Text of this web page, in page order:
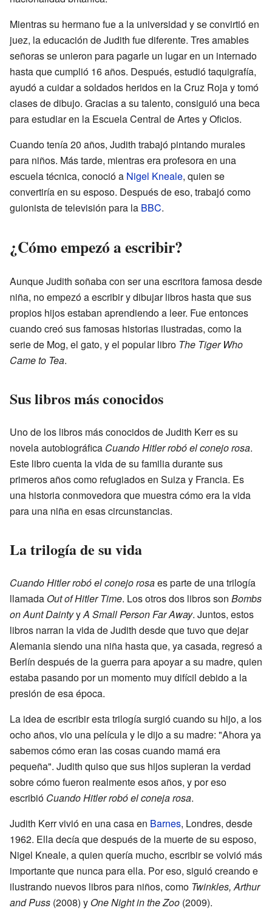
Mientras su hermano fue a la universidad y se convirtió en
juez, la educación de Judith fue diferente. Tres amables
señoras se unieron para pagarle un lugar en un internado
hasta que cumplió 16 años. Después, estudió taquigrafía,
ayudó a cuidar a soldados heridos en la Cruz Roja y tomó
clases de dibujo. Gracias a su talento, consiguió una beca
para estudiar en la Escuela Central de Artes y Oficios.
Cuando tenía 20 años, Judith trabajó pintando murales
para niños. Más tarde, mientras era profesora en una
escuela técnica, conoció a Nigel Kneale, quien se
convertiría en su esposo. Después de eso, trabajó como
guionista de televisión para la BBC.
¿Cómo empezó a escribir?
Aunque Judith soñaba con ser una escritora famosa desde
niña, no empezó a escribir y dibujar libros hasta que sus
propios hijos estaban aprendiendo a leer. Fue entonces
cuando creó sus famosas historias ilustradas, como la
serie de Mog, el gato, y el popular libro The Tiger Who
Came to Tea.
Sus libros más conocidos
Uno de los libros más conocidos de Judith Kerr es su
novela autobiográfica Cuando Hitler robó el conejo rosa.
Este libro cuenta la vida de su familia durante sus
primeros años como refugiados en Suiza y Francia. Es
una historia conmovedora que muestra cómo era la vida
para una niña en esas circunstancias.
La trilogía de su vida
Cuando Hitler robó el conejo rosaes parte de una trilogía
llamada Out of Hitler Time. Los otros dos libros son Bombs
on Aunt DaintyyA Small Person Far Away. Juntos, estos
libros narran la vida de Judith desde que tuvo que dejar
Alemania siendo una niña hasta que, ya casada, regresó a
Berlín después de la guerra para apoyar a su madre, quien
estaba pasando por un momento muy difícil debido a la
presión de esa época.
La idea de escribir esta trilogía surgió cuando su hijo, a los
ocho años, vio una película y le dijo a su madre: "Ahora ya
sabemos cómo eran las cosas cuando mamá era
pequeña". Judith quiso que sus hijos supieran la verdad
sobre cómo fueron realmente esos años, y por eso
escribió Cuando Hitler robó el coneja rosa.
Judith Kerr vivió en una casa en Barnes, Londres, desde
1962. Ella decía que después de la muerte de su esposo,
Nigel Kneale, a quien quería mucho, escribir se volvió más
importante que nunca para ella. Por eso, siguió creando e
ilustrando nuevos libros para niños, como Twinkles, Arthur
and Puss (2008) y One Night in the Zoo (2009).